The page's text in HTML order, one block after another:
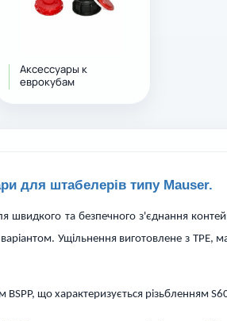
Аксессуары к
еврокубам
для штабелерів типу Mauser.
швидкого та безпечного з'єднання
Ущільнення виготовлене з TPE,
що характеризується різьбленням